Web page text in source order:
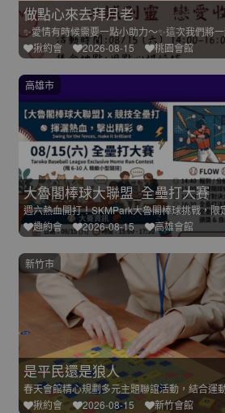
做點心來去拜月老
✨愛情有時候需要一點小助力～✨這次我們將
揪約會
2026-08-15 桃園會館
大魯閣棒球大聯盟_全壘打大賽
週六熱血開打！SKMPark大魯閣棒球挑戰，限
趣約會
2026-08-15 高雄會館
高雄市
是平民還是狼人
春天會館精心規劃多元主題聯誼活動，結合運
揪約會
2026-08-15 新竹會館
新竹市